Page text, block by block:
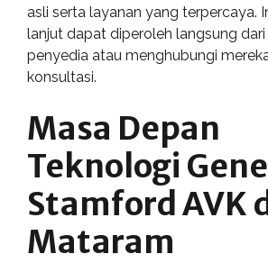
asli serta layanan yang terpercaya.
lanjut dapat diperoleh langsung dari
penyedia atau menghubungi
konsultasi.
Masa Depan
Teknologi
Stamford AVK
Mataram